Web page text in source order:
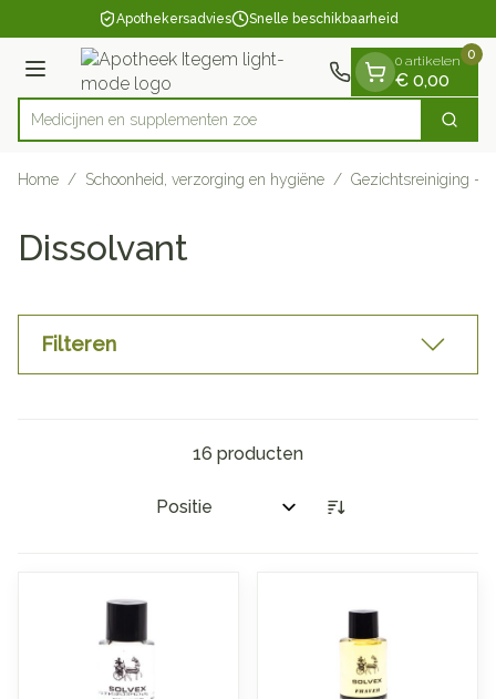
Ga naar de inhoudApothekersadvies Snelle beschikbaarheid
Menu
Product, merk, categorie...
Medicijnen en supp Zoek
0 artikelen
€ 0,00
0
Home / Schoonheid, verzorging en hygiëne / Gezichtsreiniging -
Dissolvant
Filteren
16 producten
Sorteer op: